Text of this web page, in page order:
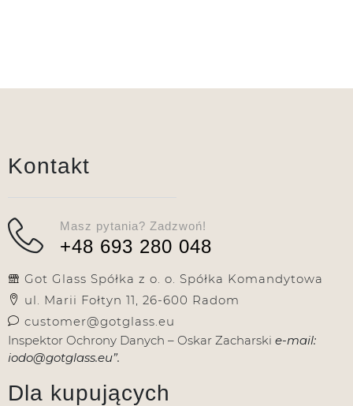
Kontakt
Masz pytania? Zadzwoń!
+48 693 280 048
Got Glass Spółka z o. o. Spółka Komandytowa
ul. Marii Fołtyn 11, 26-600 Radom
customer@gotglass.eu
Inspektor Ochrony Danych – Oskar Zacharski e-mail:
iodo@gotglass.eu”.
Dla kupujących